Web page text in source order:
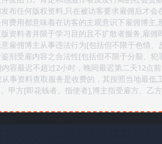
布任何版权资料,只在被访客要求雇佣后才会
费用都意味着在访客的主观意识下雇佣博主,
资料者并限于学习目的且不扩散者服务,雇佣
雇佣博主从事违法行为[包括但不限于色情、
别受雇内容之合法性[包括但不限于分裂、犯
容最迟不超过2小时，晚间最迟第二天12点
事资料查取服务是收费的，其按照当地最低
甲方[即花钱者、指使者],博主指受雇方、乙